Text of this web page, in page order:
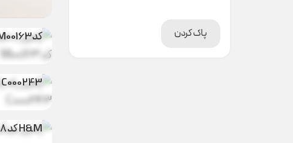
پاک کردن
سبزلیمو
کدM00163
رامپر راه راه
C000243
H&M کد H000118